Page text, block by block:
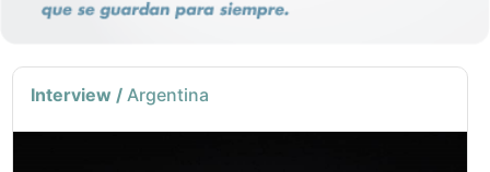
Interview / Argentina